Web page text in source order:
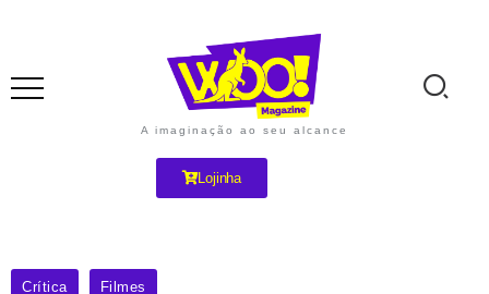
A imaginação ao seu alcance
Lojinha
Crítica Filmes